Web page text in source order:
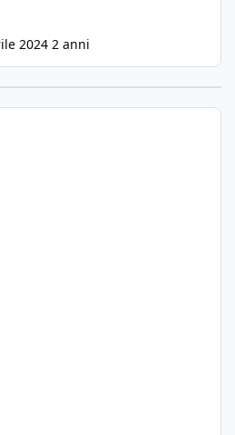
2024 2 anni